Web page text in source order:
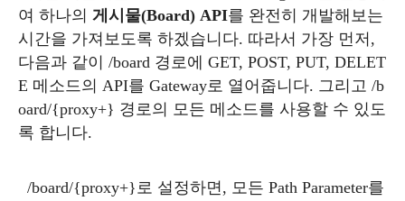
여 하나의 게시물(Board) API를 완전히 개발해보는
시간을 가져보도록 하겠습니다. 따라서 가장 먼저,
다음과 같이 /board 경로에 GET, POST, PUT, DELET
E 메소드의 API를 Gateway로 열어줍니다. 그리고 /b
oard/{proxy+} 경로의 모든 메소드를 사용할 수 있도
록 합니다.
/board/{proxy+}로 설정하면, 모든 Path Parameter를